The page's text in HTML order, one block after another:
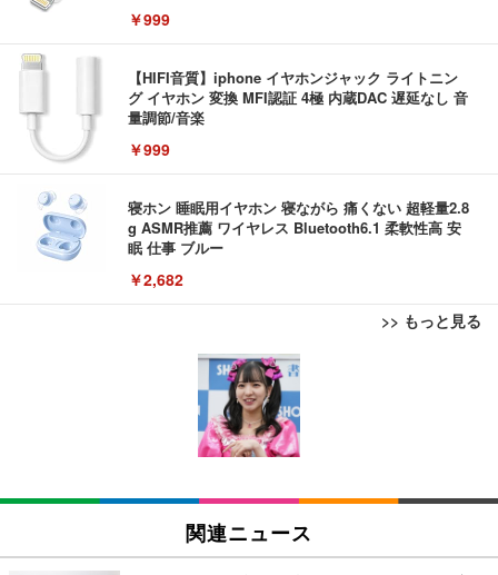
￥999
【HIFI音質】iphone イヤホンジャック ライトニン
グ イヤホン 変換 MFI認証 4極 内蔵DAC 遅延なし 音
量調節/音楽
￥999
寝ホン 睡眠用イヤホン 寝ながら 痛くない 超軽量2.8
g ASMR推薦 ワイヤレス Bluetooth6.1 柔軟性高 安
眠 仕事 ブルー
￥2,682
>> もっと見る
エレコム 有線キーボード メンブレン ブラック TK-F
エレコム ワイヤレスキーボード メンブレン 薄型 フ
ルキーボード テンキー ブラック TK-FDM110TXBK
￥1,700
EIZO ビジネス向けプレミアムモニター | FlexScan
EV3240X-WT | 31.5型4K UHD・USB Type-C・ホワ
￥105,595
EIZO ビジネス向けプレミアムモニター | FlexScan
外付けHDD 3TB ポータブルハードディスク USB3.0/
2.0対応 超薄型
外付けHDD 2TB ポータブルハードディスク USB3.0/
2.0対応 超薄型
￥3,999
関連ニュース